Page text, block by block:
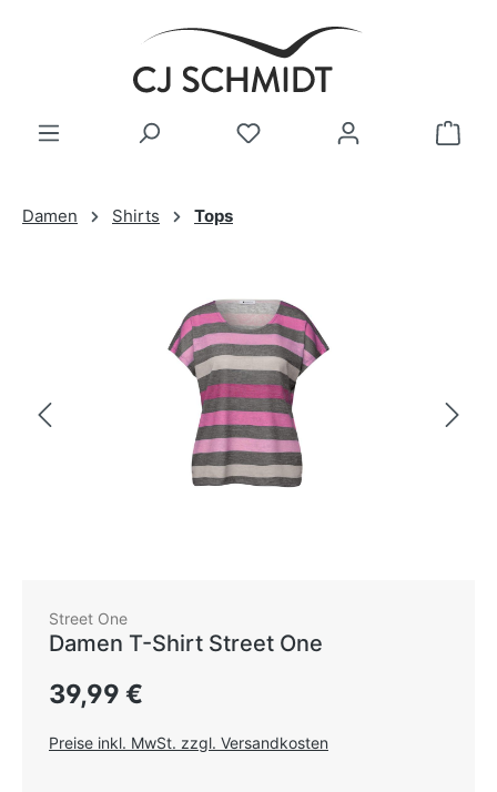
Zum Hauptinhalt springen
Damen Shirts Tops
Street One
Damen T-Shirt Street One
Regulärer Preis:
39,99 €
Preise inkl. MwSt. zzgl. Versandkosten